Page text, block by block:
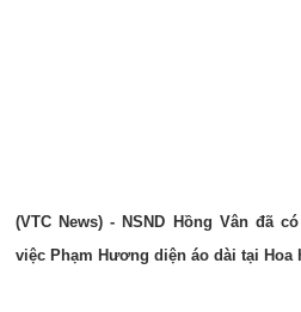
(VTC News) - NSND Hồng Vân đã
việc Phạm Hương diện áo dài tại Hoa